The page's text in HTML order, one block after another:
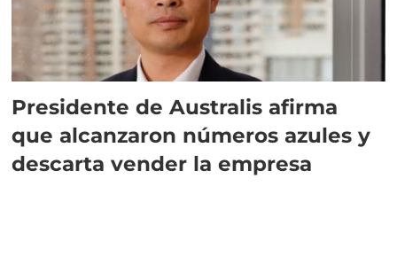
Presidente de Australis afirma
que alcanzaron números azules y
descarta vender la empresa